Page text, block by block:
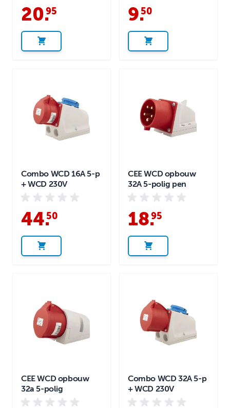
20.
95 9.
50
Combo WCD 16A 5-p
+ WCD 230V
44.
50
CEE WCD opbouw
32A 5-polig pen
18.
95
CEE WCD opbouw
32a 5-polig
Combo WCD 32A 5-p
+ WCD 230V